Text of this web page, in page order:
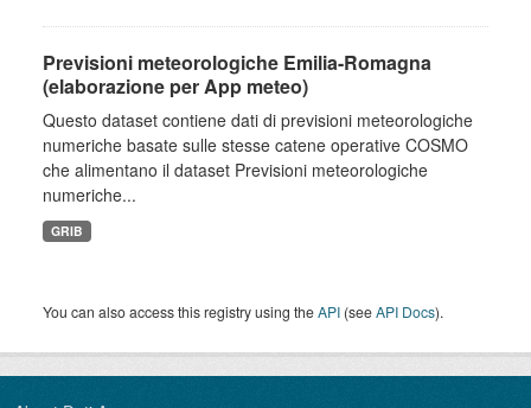
Previsioni meteorologiche Emilia-Romagna
(elaborazione per App meteo)
Questo dataset contiene dati di previsioni meteorologiche
numeriche basate sulle stesse catene operative COSMO
che alimentano il dataset Previsioni meteorologiche
numeriche...
GRIB
You can also access this registry using theAPI (seeAPI Docs).